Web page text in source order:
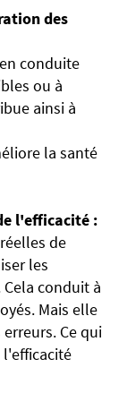
des
conduite
ou à
ainsi à
la santé
l'efficacité :
de
les
conduit à
Mais elle
Ce qui